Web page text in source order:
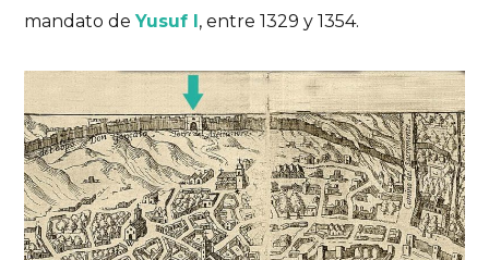
mandato deYusuf I, entre 1329 y 1354.